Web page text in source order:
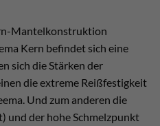
Mantelkonstruktion
Kern befindet sich eine
sich die Stärken der
die extreme Reißfestigkeit
Und zum anderen die
und der hohe Schmelzpunkt